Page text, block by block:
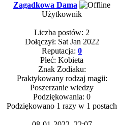
Zagadkowa Dama
Użytkownik
Liczba postów: 2
Dołączył: Sat Jan 2022
Reputacja: 0
Płeć: Kobieta
Znak Zodiaku:
Praktykowany rodzaj magii:
Poszerzanie wiedzy
Podziękowania: 0
Podziękowano 1 razy w 1 postach